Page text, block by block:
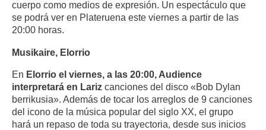
cuerpo como medios de expresión. Un espectáculo que
se podrá ver en Plateruena este viernes a partir de las
20:00 horas.
Musikaire, Elorrio
En Elorrio el viernes, a las 20:00, Audience
interpretará en Lariz canciones del disco «Bob Dylan
berrikusia». Además de tocar los arreglos de 9 canciones
del icono de la música popular del siglo XX, el grupo
hará un repaso de toda su trayectoria, desde sus inicios